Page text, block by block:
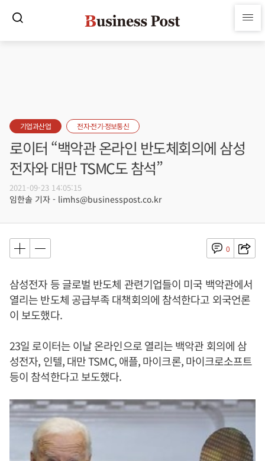
기업과산업 전자·전기·정보통신
로이터 “백악관 온라인 반도체회의에 삼성
전자와 대만 TSMC도 참석”
2021-09-23 14:05:15
임한솔 기자 - limhs@businesspost.co.kr
0
삼성전자 등 글로벌 반도체 관련기업들이 미국 백악관에서
열리는 반도체 공급부족 대책회의에 참석한다고 외국언론
이 보도했다.
23일 로이터는 이날 온라인으로 열리는 백악관 회의에 삼
성전자, 인텔, 대만 TSMC, 애플, 마이크론, 마이크로소프트
등이 참석한다고 보도했다.